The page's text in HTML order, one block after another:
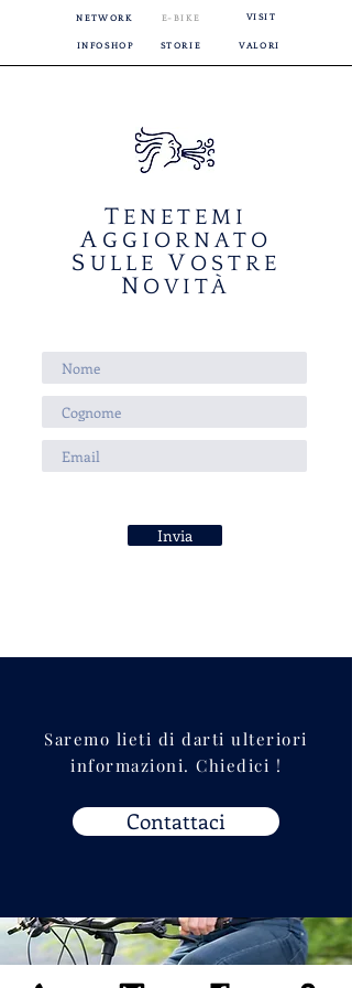
NETWORK E-BIKE VISIT
INFOSHOP STORIE VALORI
T ENETEMI
A GGIORNATO
S ULLE V OSTRE
N OVITÀ
Invia
Saremo lieti di darti ulteriori
informazioni. Chiedici !
Contattaci